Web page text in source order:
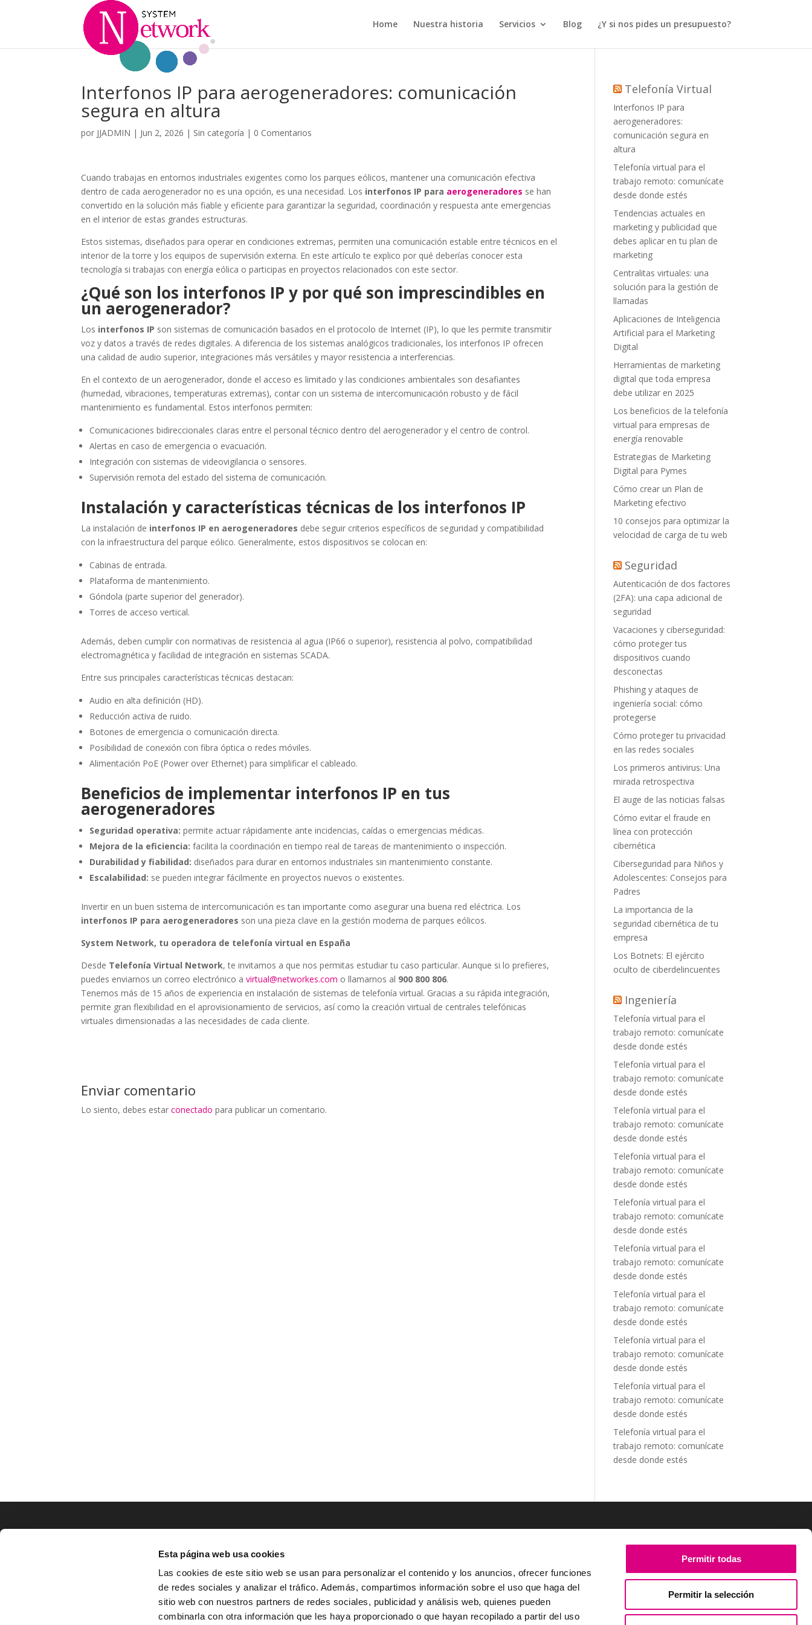
Esta página web usa cookies
Las cookies de este sitio web se usan para personalizar el contenido y los anuncios, ofrecer funciones
de redes sociales y analizar el tráfico. Además, compartimos información sobre el uso que haga del
sitio web con nuestros partners de redes sociales, publicidad y análisis web, quienes pueden
combinarla con otra información que les haya proporcionado o que hayan recopilado a partir del uso
Permitir todas
Permitir la selección
Home Nuestra historia Servicios Blog ¿Y si nos pides un presupuesto?
Interfonos IP para aerogeneradores: comunicación
segura en altura
por JJADMIN | Jun 2, 2026 | Sin categoría | 0 Comentarios
Cuando trabajas en entornos industriales exigentes como los parques eólicos, mantener una comunicación efectiva
dentro de cada aerogenerador no es una opción, es una necesidad. Los interfonos IP para aerogeneradores se han
convertido en la solución más fiable y eficiente para garantizar la seguridad, coordinación y respuesta ante emergencias
en el interior de estas grandes estructuras.
Estos sistemas, diseñados para operar en condiciones extremas, permiten una comunicación estable entre técnicos en el
interior de la torre y los equipos de supervisión externa. En este artículo te explico por qué deberías conocer esta
tecnología si trabajas con energía eólica o participas en proyectos relacionados con este sector.
¿Qué son los interfonos IP y por qué son imprescindibles en
un aerogenerador?
Los interfonos IP son sistemas de comunicación basados en el protocolo de Internet (IP), lo que les permite transmitir
voz y datos a través de redes digitales. A diferencia de los sistemas analógicos tradicionales, los interfonos IP ofrecen
una calidad de audio superior, integraciones más versátiles y mayor resistencia a interferencias.
En el contexto de un aerogenerador, donde el acceso es limitado y las condiciones ambientales son desafiantes
(humedad, vibraciones, temperaturas extremas), contar con un sistema de intercomunicación robusto y de fácil
mantenimiento es fundamental. Estos interfonos permiten:
Comunicaciones bidireccionales claras entre el personal técnico dentro del aerogenerador y el centro de control.
Alertas en caso de emergencia o evacuación.
Integración con sistemas de videovigilancia o sensores.
Supervisión remota del estado del sistema de comunicación.
Instalación y características técnicas de los interfonos IP
La instalación de interfonos IP en aerogeneradores debe seguir criterios específicos de seguridad y compatibilidad
con la infraestructura del parque eólico. Generalmente, estos dispositivos se colocan en:
Cabinas de entrada.
Plataforma de mantenimiento.
Góndola (parte superior del generador).
Torres de acceso vertical.
Además, deben cumplir con normativas de resistencia al agua (IP66 o superior), resistencia al polvo, compatibilidad
electromagnética y facilidad de integración en sistemas SCADA.
Entre sus principales características técnicas destacan:
Audio en alta definición (HD).
Reducción activa de ruido.
Botones de emergencia o comunicación directa.
Posibilidad de conexión con fibra óptica o redes móviles.
Alimentación PoE (Power over Ethernet) para simplificar el cableado.
Beneficios de implementar interfonos IP en tus
aerogeneradores
Seguridad operativa: permite actuar rápidamente ante incidencias, caídas o emergencias médicas.
Mejora de la eficiencia: facilita la coordinación en tiempo real de tareas de mantenimiento o inspección.
Durabilidad y fiabilidad: diseñados para durar en entornos industriales sin mantenimiento constante.
Escalabilidad: se pueden integrar fácilmente en proyectos nuevos o existentes.
Invertir en un buen sistema de intercomunicación es tan importante como asegurar una buena red eléctrica. Los
interfonos IP para aerogeneradores son una pieza clave en la gestión moderna de parques eólicos.
System Network, tu operadora de telefonía virtual en España
Desde Telefonía Virtual Network, te invitamos a que nos permitas estudiar tu caso particular. Aunque si lo prefieres,
puedes enviarnos un correo electrónico avirtual@networkes.com o llamarnos al 900 800 806.
Tenemos más de 15 años de experiencia en instalación de sistemas de telefonía virtual. Gracias a su rápida integración,
permite gran flexibilidad en el aprovisionamiento de servicios, así como la creación virtual de centrales telefónicas
virtuales dimensionadas a las necesidades de cada cliente.
Enviar comentario
Lo siento, debes estarconectado para publicar un comentario.
Telefonía Virtual
Interfonos IP para
aerogeneradores:
comunicación segura en
altura
Telefonía virtual para el
trabajo remoto: comunícate
desde donde estés
Tendencias actuales en
marketing y publicidad que
debes aplicar en tu plan de
marketing
Centralitas virtuales: una
solución para la gestión de
llamadas
Aplicaciones de Inteligencia
Artificial para el Marketing
Digital
Herramientas de marketing
digital que toda empresa
debe utilizar en 2025
Los beneficios de la telefonía
virtual para empresas de
energía renovable
Estrategias de Marketing
Digital para Pymes
Cómo crear un Plan de
Marketing efectivo
10 consejos para optimizar la
velocidad de carga de tu web
Seguridad
Autenticación de dos factores
(2FA): una capa adicional de
seguridad
Vacaciones y ciberseguridad:
cómo proteger tus
dispositivos cuando
desconectas
Phishing y ataques de
ingeniería social: cómo
protegerse
Cómo proteger tu privacidad
en las redes sociales
Los primeros antivirus: Una
mirada retrospectiva
El auge de las noticias falsas
Cómo evitar el fraude en
línea con protección
cibernética
Ciberseguridad para Niños y
Adolescentes: Consejos para
Padres
La importancia de la
seguridad cibernética de tu
empresa
Los Botnets: El ejército
oculto de ciberdelincuentes
Ingeniería
Telefonía virtual para el
trabajo remoto: comunícate
desde donde estés
Telefonía virtual para el
trabajo remoto: comunícate
desde donde estés
Telefonía virtual para el
trabajo remoto: comunícate
desde donde estés
Telefonía virtual para el
trabajo remoto: comunícate
desde donde estés
Telefonía virtual para el
trabajo remoto: comunícate
desde donde estés
Telefonía virtual para el
trabajo remoto: comunícate
desde donde estés
Telefonía virtual para el
trabajo remoto: comunícate
desde donde estés
Telefonía virtual para el
trabajo remoto: comunícate
desde donde estés
Telefonía virtual para el
trabajo remoto: comunícate
desde donde estés
Telefonía virtual para el
trabajo remoto: comunícate
desde donde estés
LOCALIZACIÓN
Av. Zaragoza, Nº37, 1ºB,
31500 Tudela, Navarra
CONTACTO
 Tel.: (+34) 900 800 806

HOLA@GRUPO-
^ Aviso Legal
^ Política de Privacidad